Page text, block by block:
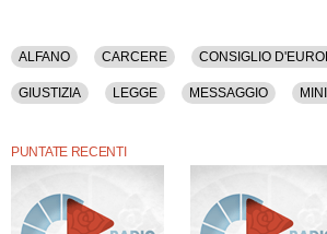
ALFANO
CARCERE CONSIGLIO
GIUSTIZIA LEGGE MESSAGGIO
STRASBURGO TOSCANA
PUNTATE RECENTI